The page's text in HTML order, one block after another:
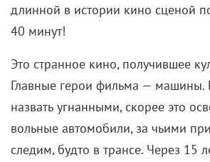
длинной в истории кино сценой
40 минут!
Это странное кино, получившее
Главные герои фильма — машины.
назвать угнанными, скорее это
вольные автомобили, за чьими
следим, будто в трансе. Через 15